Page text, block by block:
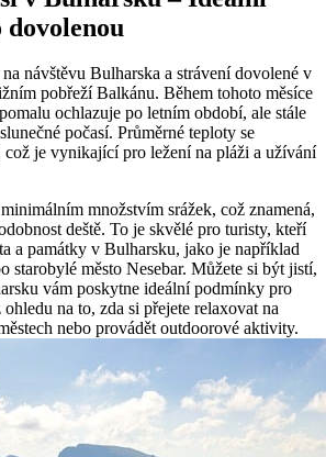
návštěvu Bulharska a strávení dovolené v
pobřeží Balkánu. Během tohoto měsíce
ochlazuje po letním období, ale stále
počasí. Průměrné teploty se
je vynikající pro ležení na pláži a užívání
množstvím srážek, což znamená,
deště. To je skvělé pro turisty, kteří
a památky v Bulharsku, jako je například
starobylé město Nesebar. Můžete si být jistí,
vám poskytne ideální podmínky pro
na to, zda si přejete relaxovat na
nebo provádět outdoorové aktivity.